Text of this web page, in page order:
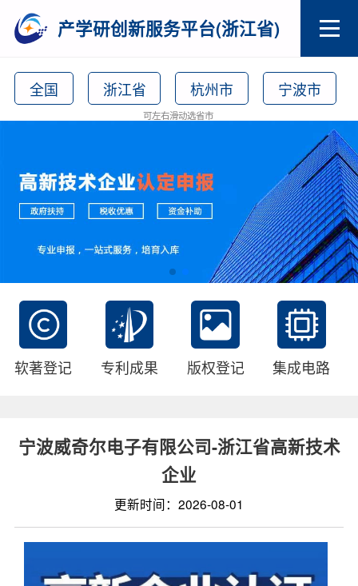
产学研创新服务平台(浙江省)
全国 浙江省 杭州市 宁波市
可左右滑动选省市
软著登记 专利成果 版权登记 集成电路
宁波威奇尔电子有限公司-浙江省高新技术
企业
更新时间：2026-08-01